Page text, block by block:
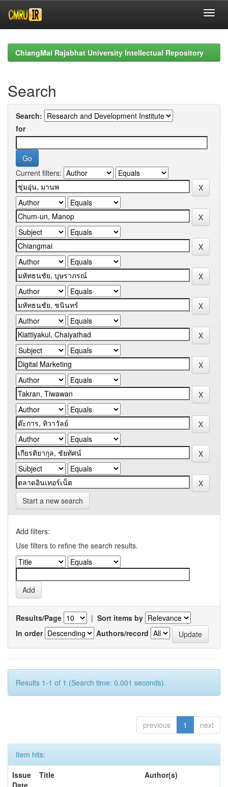
navigationChiangMai Rajabhat University Intellectual Repository
Search
Search:
for
Current filters:
Start a new search
Add filters:
Use filters to refine the search results.
Results/Page | Sort items by
In order
Authors/record
Results 1-1 of 1 (Search time: 0.001 seconds).
previous 1 next
Item hits:
Issue
Date
Title Author(s)